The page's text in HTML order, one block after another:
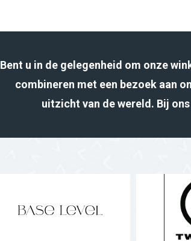
Bent u in de gelegenheid om onze
combineren met een bezoek aan
uitzicht van de wereld. Bij